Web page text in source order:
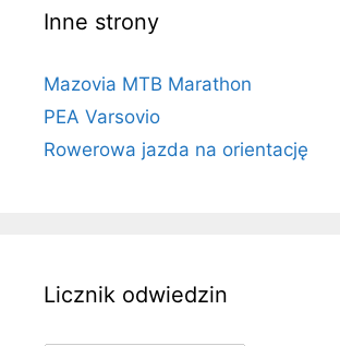
Inne strony
Mazovia MTB Marathon
PEA Varsovio
Rowerowa jazda na orientację
Licznik odwiedzin